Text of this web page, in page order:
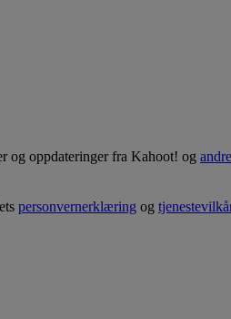
og oppdateringer fra Kahoot! og
personvernerklæring og